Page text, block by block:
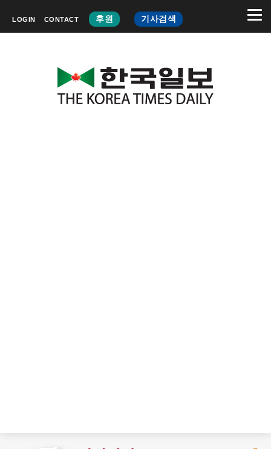
LOGIN CONTACT 후원 기사검색